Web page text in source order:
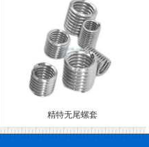
精特无尾螺套